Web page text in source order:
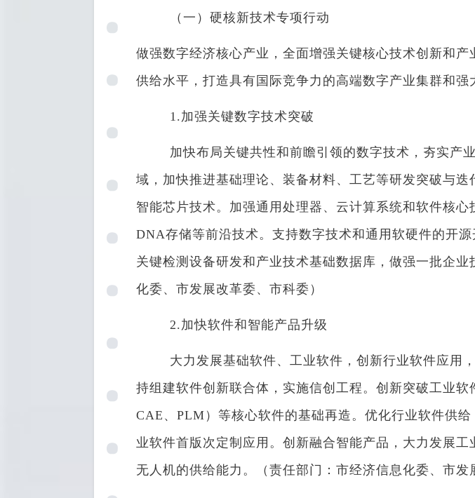
（一）硬核新技术专项行动
做强数字经济核心产业，全面增强关键核心技术创新和
供给水平，打造具有国际竞争力的高端数字产业集群和强
1.加强关键数字技术突破
加快布局关键共性和前瞻引领的数字技术，夯实产业
域，加快推进基础理论、装备材料、工艺等研发突破与
智能芯片技术。加强通用处理器、云计算系统和软件核
DNA存储等前沿技术。支持数字技术和通用软硬件的开
关键检测设备研发和产业技术基础数据库，做强一批企
化委、市发展改革委、市科委）
2.加快软件和智能产品升级
大力发展基础软件、工业软件，创新行业软件应用，
持组建软件创新联合体，实施信创工程。创新突破工业
CAE、PLM）等核心软件的基础再造。优化行业软件供
业软件首版次定制应用。创新融合智能产品，大力发展
无人机的供给能力。（责任部门：市经济信息化委、市发